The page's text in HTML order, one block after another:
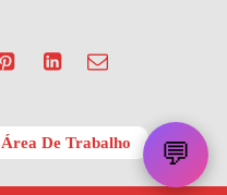
💬
Área De Trabalho